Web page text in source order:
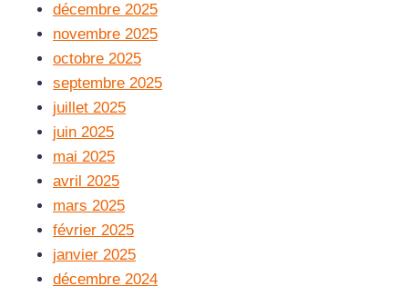
décembre 2025
novembre 2025
octobre 2025
septembre 2025
juillet 2025
juin 2025
mai 2025
avril 2025
mars 2025
février 2025
janvier 2025
décembre 2024